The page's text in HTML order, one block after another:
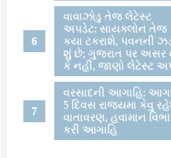
વાવાઝોડુ તેજ લેટેસ્ટ
અપડેટ: સાયક્લોન તેજ
કયા ટકરાશે, પવનની
શું છે; ગુજરાત પર અસર
કે નહી, જાણો લેટેસ્ટ
વરસાદની આગાહિ:
5 દિવસ રાજયમા કેવુ
વાતાવરણ, હવામાન
કરી આગાહિ